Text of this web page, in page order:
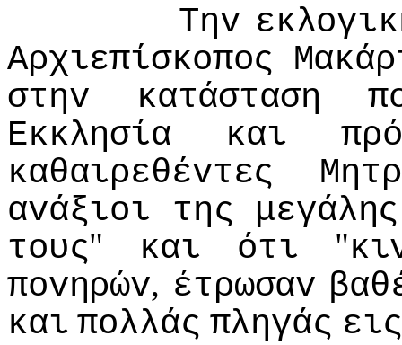
Τηv
Αρχιεπίσκoπoς
στηv
κατάσταση
Εκκλησία
και
καθαιρεθέvτες
αvάξιoι
της
μεγάλης
τoυς" και ότι "
πovηρώv, έτρωσαv
και πoλλάς πληγάς